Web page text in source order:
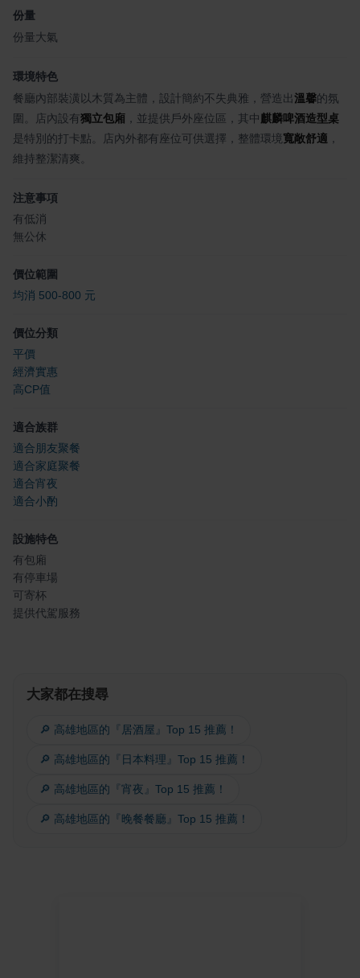
份量
份量大氣
環境特色
餐廳內部裝潢以木質為主體，設計簡約不失典雅，營造出溫馨的氛
圍。店內設有獨立包廂 ，並提供戶外座位區，其中 麒麟啤酒造型桌
是特別的打卡點。店內外都有座位可供選擇，整體環境寬敞舒適 ，
維持整潔清爽。
注意事項
有低消
無公休
價位範圍
均消 500-800 元
價位分類
平價
經濟實惠
高CP值
適合族群
適合朋友聚餐
適合家庭聚餐
適合宵夜
適合小酌
設施特色
有包廂
有停車場
可寄杯
提供代駕服務
大家都在搜尋
🔎 高雄地區的『居酒屋』Top 15 推薦！
🔎 高雄地區的『日本料理』Top 15 推薦！
🔎 高雄地區的『宵夜』Top 15 推薦！
🔎 高雄地區的『晚餐餐廳』Top 15 推薦！